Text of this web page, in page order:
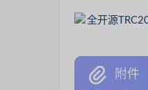
附件